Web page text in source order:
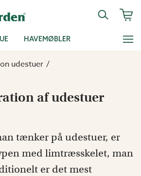
HAVEMØBLER
udestuer
af udestuer
tænker på udestuer, er
med limtræsskelet, man
er det mest